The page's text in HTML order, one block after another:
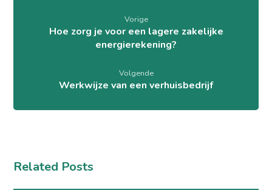
Vorige
Hoe zorg je voor een lagere zakelijke
energierekening?
Volgende
Werkwijze van een verhuisbedrijf
Related Posts